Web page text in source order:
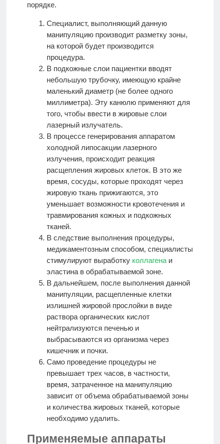
порядке.
Специалист, выполняющий данную
манипуляцию производит разметку зоны,
на которой будет производится
процедура.
В подкожные слои пациентки вводят
небольшую трубочку, имеющую крайне
маленький диаметр (не более одного
миллиметра). Эту канюлю применяют для
того, чтобы ввести в жировые слои
лазерный излучатель.
В процессе генерирования аппаратом
холодной липосакции лазерного
излучения, происходит реакция
расщепления жировых клеток. В это же
время, сосуды, которые проходят через
жировую ткань прижигаются, это
уменьшает возможности кровотечения и
травмирования кожных и подкожных
тканей.
В следствие выполнения процедуры,
медикаментозным способом, специалисты
стимулируют выработку коллагенаи
эластина в обрабатываемой зоне.
В дальнейшем, после выполнения данной
манипуляции, расщепленные клетки
излишней жировой прослойки в виде
раствора органических кислот
нейтрализуются печенью и
выбрасываются из организма через
кишечник и почки.
Само проведение процедуры не
превышает трех часов, в частности,
время, затраченное на манипуляцию
зависит от объема обрабатываемой зоны
и количества жировых тканей, которые
необходимо удалить.
Применяемые аппараты